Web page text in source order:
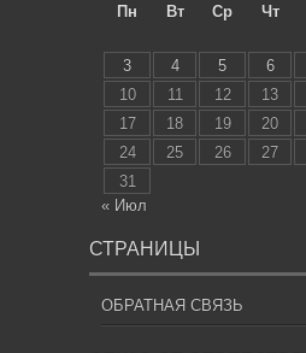
Пн
Вт Ср Чт
3
4 5 6
10
11 12 13
17
18 19 20
24
25 26 27
31
« Июл
СТРАНИЦЫ
ОБРАТНАЯ СВЯЗЬ